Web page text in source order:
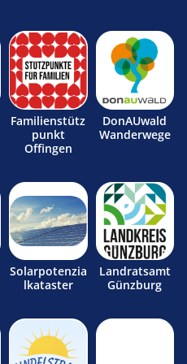
Familienstütz
punkt
Offingen
DonAUwald
Wanderwege
Solarpotenzia
lkataster
Landratsamt
Günzburg